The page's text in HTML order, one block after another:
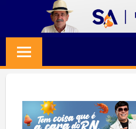
content
Jornalismo
Credibilidade